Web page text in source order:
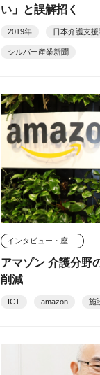
い」と誤解招く
2019年 日本介護支
シルバー産業新聞
アマゾン 介護分野
削減
ICT amazon 施